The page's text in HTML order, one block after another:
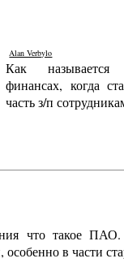
Alan Verbylo
Как
финансах, когда
часть з/п
что такое
особенно в части